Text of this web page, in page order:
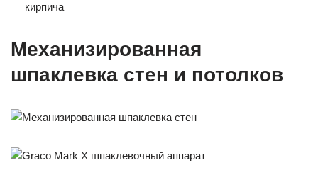
кирпича
Механизированная
шпаклевка стен и потолков